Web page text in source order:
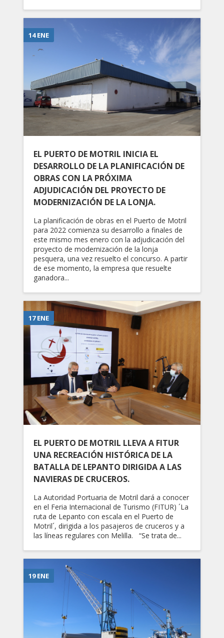
14 ENE
EL PUERTO DE MOTRIL INICIA EL
DESARROLLO DE LA PLANIFICACIÓN DE
OBRAS CON LA PRÓXIMA
ADJUDICACIÓN DEL PROYECTO DE
MODERNIZACIÓN DE LA LONJA.
La planificación de obras en el Puerto de Motril
para 2022 comienza su desarrollo a finales de
este mismo mes enero con la adjudicación del
proyecto de modernización de la lonja
pesquera, una vez resuelto el concurso. A partir
de ese momento, la empresa que resuelte
ganadora...
17 ENE
EL PUERTO DE MOTRIL LLEVA A FITUR
UNA RECREACIÓN HISTÓRICA DE LA
BATALLA DE LEPANTO DIRIGIDA A LAS
NAVIERAS DE CRUCEROS.
La Autoridad Portuaria de Motril dará a conocer
en el Feria Internacional de Turismo (FITUR) ´La
ruta de Lepanto con escala en el Puerto de
Motril´, dirigida a los pasajeros de cruceros y a
las líneas regulares con Melilla. “Se trata de...
19 ENE